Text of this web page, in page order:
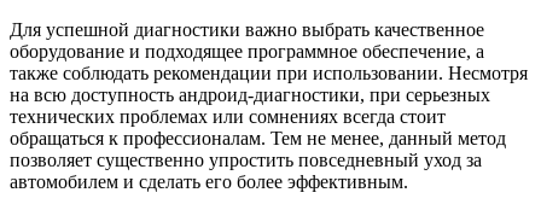
Для успешной диагностики важно выбрать качественное
оборудование и подходящее программное обеспечение, а
также соблюдать рекомендации при использовании. Несмотря
на всю доступность андроид-диагностики, при серьезных
технических проблемах или сомнениях всегда стоит
обращаться к профессионалам. Тем не менее, данный метод
позволяет существенно упростить повседневный уход за
автомобилем и сделать его более эффективным.